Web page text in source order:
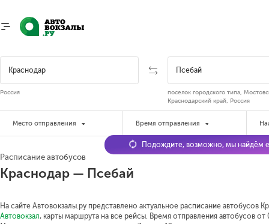
Россия
поселок городского типа,
Краснодарский край, Россия
Место отправления Время отправления
Расписание автобусов
Краснодар — Псебай
На сайте Автовокзалы.ру представлено актуальное расписание автобусов
Автовокзал, карты маршрута на все рейсы. Время отправления автобусов от
Подождите, возможно, мы найдём